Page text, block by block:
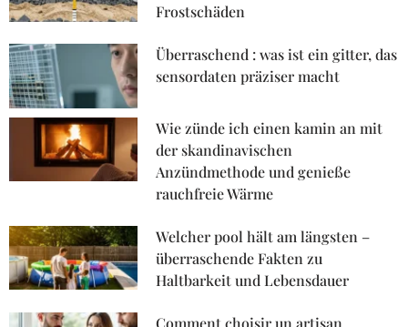
Frostschäden
Überraschend : was ist ein gitter, das
sensordaten präziser macht
Wie zünde ich einen kamin an mit
der skandinavischen
Anzündmethode und genieße
rauchfreie Wärme
Welcher pool hält am längsten –
überraschende Fakten zu
Haltbarkeit und Lebensdauer
Comment choisir un artisan